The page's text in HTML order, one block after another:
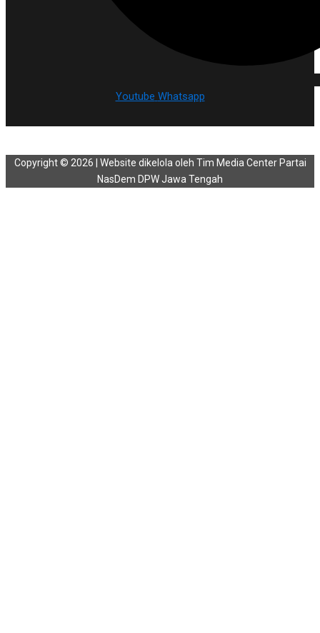
Youtube Whatsapp
Copyright © 2026 | Website dikelola oleh Tim Media Center Partai
NasDem DPW Jawa Tengah